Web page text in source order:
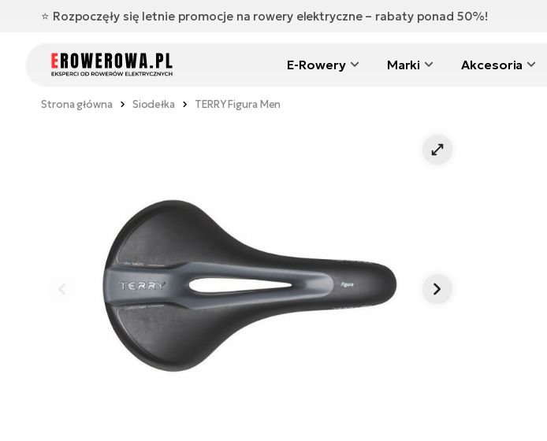
⭐️ Rozpoczęły się letnie promocje na rowery elektryczne – rabaty ponad 50%!
E-Rowery Marki Akcesoria
Strona główna Siodełka TERRY Figura Men